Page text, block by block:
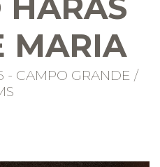
MARIA
CAMPO GRANDE /